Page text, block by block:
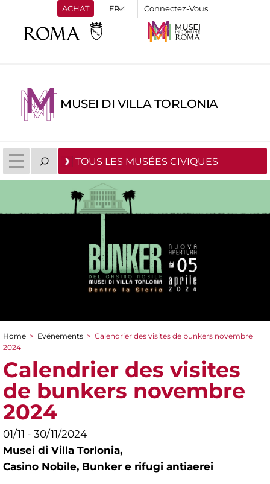
ACHAT Connectez-Vous
MUSEI DI VILLA TORLONIA
TOUS LES MUSÉES CIVIQUES
You are here
Home > Evénements > Calendrier des visites de bunkers novembre
2024
Calendrier des visites
de bunkers novembre
2024
01/11 - 30/11/2024
Musei di Villa Torlonia,
Casino Nobile, Bunker e rifugi antiaerei